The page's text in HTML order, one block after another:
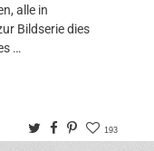
alle in
Bildserie dies
…
TwitterFacebook
Pinterest
193